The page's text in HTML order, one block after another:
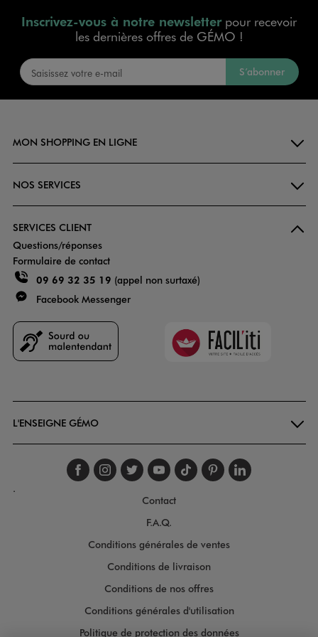
Inscrivez-vous à notre newsletterpour recevoir
les dernières offres de GÉMO !
S’abonner
MON SHOPPING EN LIGNE
NOS SERVICES
SERVICES CLIENT
Questions/réponses
Formulaire de contact
09 69 32 35 19 (appel non surtaxé)
Facebook Messenger
Faciliti
L'ENSEIGNE GÉMO
Suivez-nous sur
Suivez-nous sur
Suivez-nous sur
Suivez-nous
Suivez-nous
Suivez-
.
Contact
F.A.Q.
Conditions générales de ventes
Conditions de livraison
Conditions de nos offres
Conditions générales d'utilisation
Politique de protection des données